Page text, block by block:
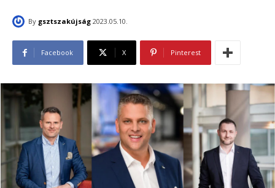
By gsztszakújság 2023.05.10.
Facebook X Pinterest